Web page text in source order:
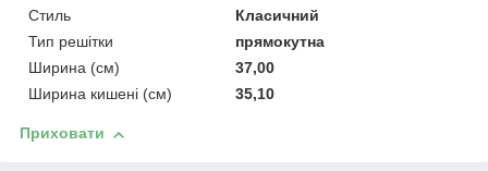
Стиль
Класичний
Тип решітки
прямокутна
Ширина (см)
37,00
Ширина кишені (см)
35,10
Приховати